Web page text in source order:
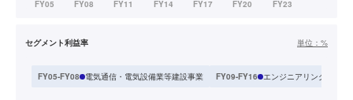
セグメント利益率 単位： %
FY05-FY08 電気通信・電気設備業等建設事業 FY09-FY16 エンジニアリングソリュ